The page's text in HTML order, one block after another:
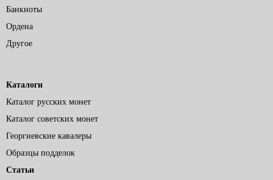
Банкноты
Ордена
Другое
Каталоги
Каталог русских монет
Каталог советских монет
Георгиевские кавалеры
Образцы подделок
Статьи